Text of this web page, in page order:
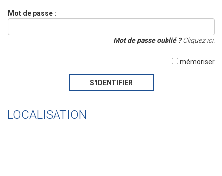
Mot de passe :
Mot de passe oublié ?Cliquez ici.
mémoriser
S'IDENTIFIER
LOCALISATION